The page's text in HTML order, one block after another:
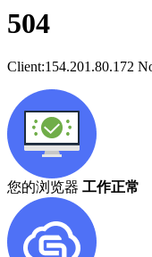
504
Client:154.201.80.172
您的浏览器 工作正常